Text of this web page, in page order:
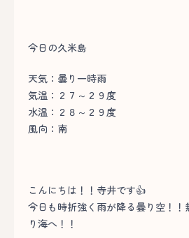
今日の久米島
天気：曇り一時雨
気温：２７～２９度
水温：２８～２９度
風向：南
こんにちは！！寺井です👍
今日も時折強く雨が降る曇り空！！
り海へ！！